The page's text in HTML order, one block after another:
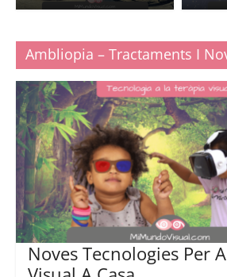
Ambliopia – Tractaments I
Noves Tecnologies Per